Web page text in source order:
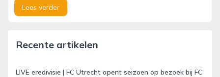
Lees verder
Recente artikelen
LIVE eredivisie | FC Utrecht opent seizoen op bezoek bij FC